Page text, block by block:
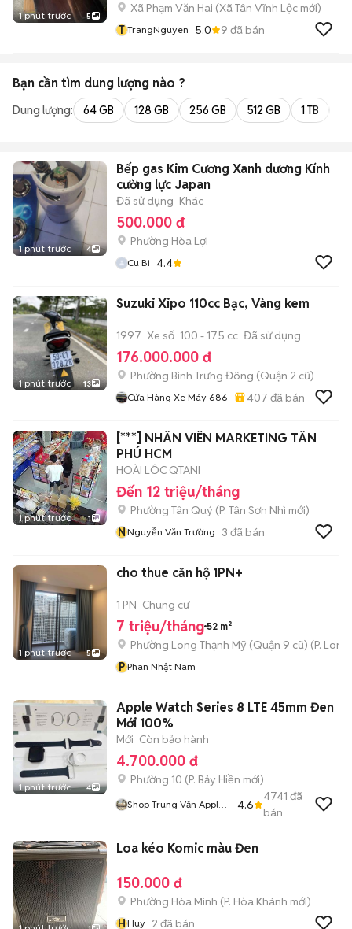
1 phút trước 5
Xã Phạm Văn Hai (Xã Tân Vĩnh Lộc mới)
T TrangNguyen 5.0 9 đã bán
Bạn cần tìm dung lượng nào ?
Dung lượng: 64 GB 128 GB 256 GB 512 GB 1 TB
1 phút trước 4
Bếp gas Kim Cương Xanh dương Kính
cường lực Japan
Đã sử dụng Khác
500.000 đ
Phường Hòa Lợi
Cu Bi 4.4
1 phút trước 13
Suzuki Xipo 110cc Bạc, Vàng kem
1997 Xe số 100 - 175 cc Đã sử dụng
176.000.000 đ
Phường Bình Trưng Đông (Quận 2 cũ)
Cửa Hàng Xe Máy 686 407 đã bán
1 phút trước 1
[***] NHÂN VIÊN MARKETING TÂN
PHÚ HCM
HOÀI LÔC QTANI
Đến 12 triệu/tháng
Phường Tân Quý (P. Tân Sơn Nhì mới)
NNguyễn Văn Trường 3 đã bán
1 phút trước 5
cho thue căn hộ 1PN+
1 PN Chung cư
7 triệu/tháng 52 m²
Phường Long Thạnh Mỹ (Quận 9 cũ) (P.
P Phan Nhật Nam
1 phút trước 4
Apple Watch Series 8 LTE 45mm Đen
Mới 100%
Mới Còn bảo hành
4.700.000 đ
Phường 10 (P. Bảy Hiền mới)
Shop Trung Văn Apple
4.6
4741 đã
bán
Loa kéo Komic màu Đen
150.000 đ
Phường Hòa Minh (P. Hòa Khánh mới)
HHuy 2 đã bán